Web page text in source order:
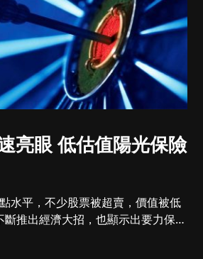
亮眼 低估值陽光保險
推出經濟大招，也顯示出要力保穩